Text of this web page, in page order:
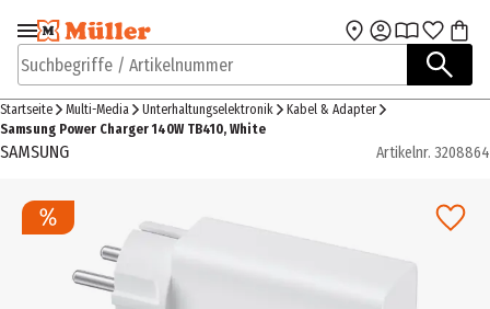
Zur Navigation
springen
Zum Hauptinhalt
Suchbegriffe / Artikelnummer
Startseite Multi-Media Unterhaltungselektronik
Kabel & Adapter
Samsung Power Charger 140W TB410, White
SAMSUNG Artikelnr. 3208864